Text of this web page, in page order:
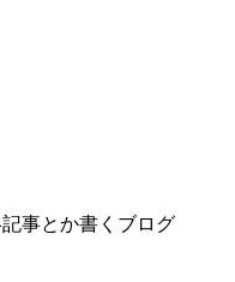
事とか書くブログ